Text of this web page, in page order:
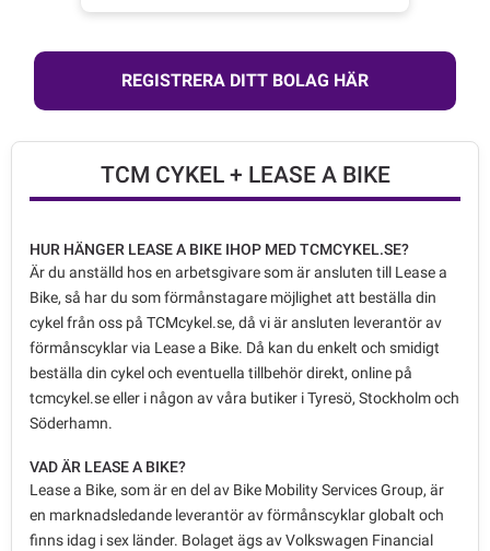
REGISTRERA DITT BOLAG HÄR
TCM CYKEL + LEASE A BIKE
HUR HÄNGER LEASE A BIKE IHOP MED TCMCYKEL.SE?
Är du anställd hos en arbetsgivare som är ansluten till Lease a
Bike, så har du som förmånstagare möjlighet att beställa din
cykel från oss på TCMcykel.se, då vi är ansluten leverantör av
förmånscyklar via Lease a Bike. Då kan du enkelt och smidigt
beställa din cykel och eventuella tillbehör direkt, online på
tcmcykel.se eller i någon av våra butiker i Tyresö, Stockholm och
Söderhamn.
VAD ÄR LEASE A BIKE?
Lease a Bike, som är en del av Bike Mobility Services Group, är
en marknadsledande leverantör av förmånscyklar globalt och
finns idag i sex länder. Bolaget ägs av Volkswagen Financial